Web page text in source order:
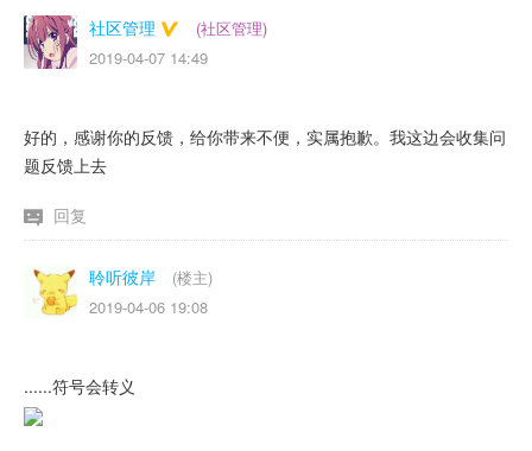
社区管理
(社区管理)
2019-04-07 14:49
好的，感谢你的反馈，给你带来不便，实属抱歉。我这边会收集问
题反馈上去
回复
聆听彼岸
(楼主)
2019-04-06 19:08
......符号会转义